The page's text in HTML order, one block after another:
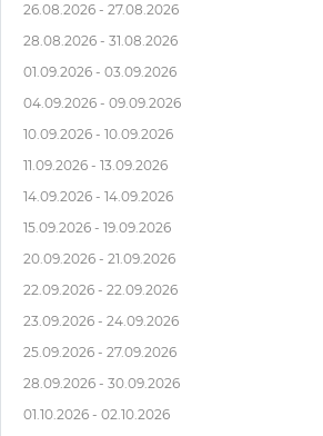
26.08.2026 - 27.08.2026
28.08.2026 - 31.08.2026
01.09.2026 - 03.09.2026
04.09.2026 - 09.09.2026
10.09.2026 - 10.09.2026
11.09.2026 - 13.09.2026
14.09.2026 - 14.09.2026
15.09.2026 - 19.09.2026
20.09.2026 - 21.09.2026
22.09.2026 - 22.09.2026
23.09.2026 - 24.09.2026
25.09.2026 - 27.09.2026
28.09.2026 - 30.09.2026
01.10.2026 - 02.10.2026